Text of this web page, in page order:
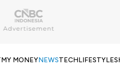
MY MONEYNEWSTECHLIFESTYLE